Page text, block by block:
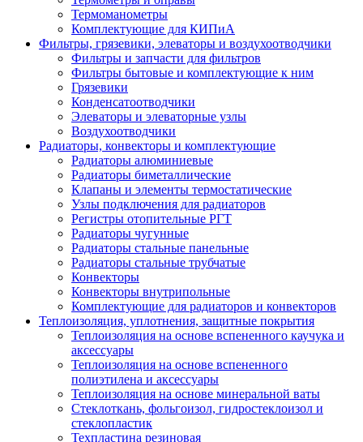
Термоманометры
Комплектующие для КИПиА
Фильтры, грязевики, элеваторы и воздухоотводчики
Фильтры и запчасти для фильтров
Фильтры бытовые и комплектующие к ним
Грязевики
Конденсатоотводчики
Элеваторы и элеваторные узлы
Воздухоотводчики
Радиаторы, конвекторы и комплектующие
Радиаторы алюминиевые
Радиаторы биметаллические
Клапаны и элементы термостатические
Узлы подключения для радиаторов
Регистры отопительные РГТ
Радиаторы чугунные
Радиаторы стальные панельные
Радиаторы стальные трубчатые
Конвекторы
Конвекторы внутрипольные
Комплектующие для радиаторов и конвекторов
Теплоизоляция, уплотнения, защитные покрытия
Теплоизоляция на основе вспененного каучука и
аксессуары
Теплоизоляция на основе вспененного
полиэтилена и аксессуары
Теплоизоляция на основе минеральной ваты
Стеклоткань, фольгоизол, гидростеклоизол и
стеклопластик
Техпластина резиновая